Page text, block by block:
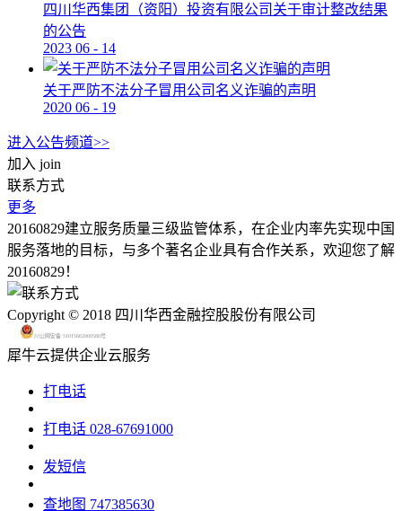
四川华西集团（资阳）投资有限公司关于审计整改结果
的公告
2023 06 - 14
关于严防不法分子冒用公司名义诈骗的声明
2020 06 - 19
进入公告频道>>
加入 join
联系方式
更多
20160829建立服务质量三级监管体系，在企业内率先实现中国
服务落地的目标，与多个著名企业具有合作关系，欢迎您了解
20160829！
Copyright © 2018 四川华西金融控股股份有限公司
川公网安备 51015602000580号
犀牛云提供企业云服务
打电话
打电话 028-67691000
发短信
查地图 747385630